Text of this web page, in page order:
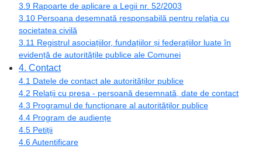
3.9 Rapoarte de aplicare a Legii nr. 52/2003
3.10 Persoana desemnată responsabilă pentru relația cu
societatea civilă
3.11 Registrul asociațiilor, fundațiilor și federațiilor luate în
evidență de autoritățile publice ale Comunei
4. Contact
4.1 Datele de contact ale autorităților publice
4.2 Relații cu presa - persoană desemnată, date de contact
4.3 Programul de funcționare al autorităților publice
4.4 Program de audiențe
4.5 Petiții
4.6 Autentificare